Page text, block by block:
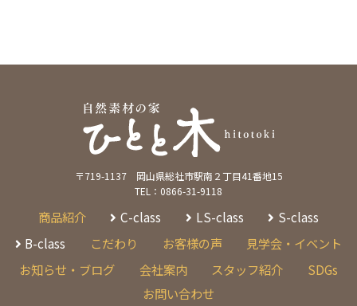
〒719-1137 岡山県総社市駅南２丁目41番地15
TEL：0866-31-9118
商品紹介 C-class LS-class
S-class
B-class
こだわり お客様の声
見学会・イベント
お知らせ・ブログ
会社案内 スタッフ紹介
SDGs
お問い合わせ